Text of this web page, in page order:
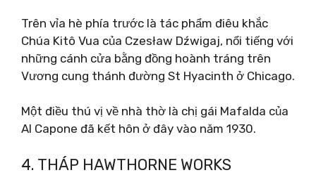
Trên vỉa hè phía trước là tác phẩm điêu khắc
Chúa Kitô Vua của Czesław Dźwigaj, nổi tiếng với
những cánh cửa bằng đồng hoành tráng trên
Vương cung thánh đường St Hyacinth ở Chicago.
Một điều thú vị về nhà thờ là chị gái Mafalda của
Al Capone đã kết hôn ở đây vào năm 1930.
4. THÁP HAWTHORNE WORKS